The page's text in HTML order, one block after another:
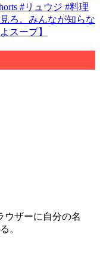
#リュウジ #料理
ろ。みんなが知らな
スープ】
ウザーに自分の名
。